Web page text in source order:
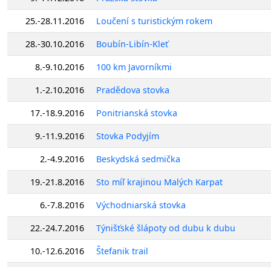
25.-28.11.2016
Loučení s turistickým rokem
28.-30.10.2016
Boubín-Libín-Kleť
8.-9.10.2016
100 km Javorníkmi
1.-2.10.2016
Pradědova stovka
17.-18.9.2016
Ponitrianská stovka
9.-11.9.2016
Stovka Podyjím
2.-4.9.2016
Beskydská sedmička
19.-21.8.2016
Sto míľ krajinou Malých Karpat
6.-7.8.2016
Východniarská stovka
22.-24.7.2016
Týnišťské šlápoty od dubu k dubu
10.-12.6.2016
Štefanik trail